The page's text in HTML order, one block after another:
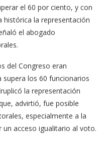
el 60 por ciento, y con
la representación
el abogado
del Congreso eran
supera los 60 funcionarios
la representación
advirtió, fue posible
especialmente a la
un acceso igualitario al voto.